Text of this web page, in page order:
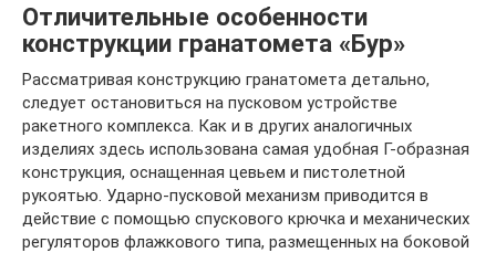
Отличительные особенности
конструкции гранатомета «Бур»
Рассматривая конструкцию гранатомета детально,
следует остановиться на пусковом устройстве
ракетного комплекса. Как и в других аналогичных
изделиях здесь использована самая удобная Г-образная
конструкция, оснащенная цевьем и пистолетной
рукоятью. Ударно-пусковой механизм приводится в
действие с помощью спускового крючка и механических
регуляторов флажкового типа, размещенных на боковой